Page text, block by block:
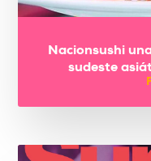
Nacionsushi
sudeste